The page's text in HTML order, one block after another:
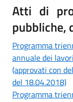
Atti di
pubbliche,
Programma
annuale dei
(approvati con
del 18.04.2018)
Programma